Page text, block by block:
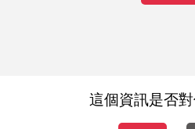
這個資訊是否